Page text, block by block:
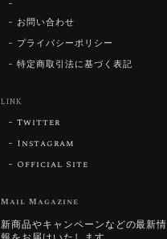
お問い合わせ
プライバシーポリシー
特定商取引法に基づく表記
LINK
Twitter
Instagram
Official Site
Mail Magazine
新商品やキャンペーンなどの最新情